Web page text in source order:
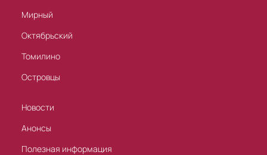
Мирный
Октябрьский
Томилино
Островцы
Новости
Анонсы
Полезная информация